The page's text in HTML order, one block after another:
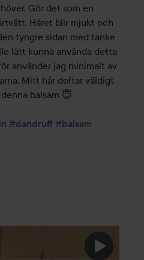
Gör det som en
Håret blir mjukt och
tyngre sidan med tanke
lätt kunna använda detta
använder jag minimalt av
Mitt hår doftar väldigt
balsam 😇
#dandruff #balsam